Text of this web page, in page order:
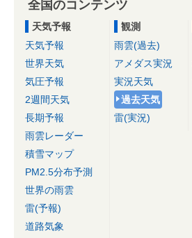
全国のコンテンツ
天気予報
天気予報
世界天気
気圧予報
2週間天気
長期予報
雨雲レーダー
積雪マップ
PM2.5分布予測
世界の雨雲
雷(予報)
道路気象
観測
雨雲(過去)
アメダス実況
実況天気
過去天気
雷(実況)